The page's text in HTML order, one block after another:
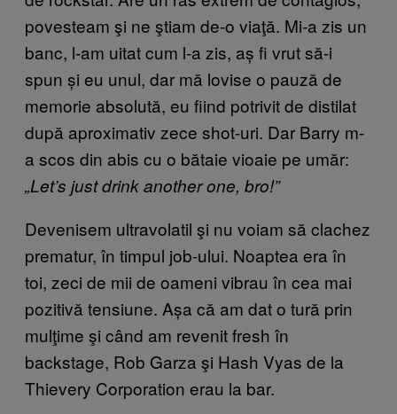
povesteam şi ne ştiam de-o viaţă. Mi-a zis un
banc, l-am uitat cum l-a zis, aș fi vrut să-i
spun și eu unul, dar mă lovise o pauză de
memorie absolută, eu fiind potrivit de distilat
după aproximativ zece shot-uri. Dar Barry m-
a scos din abis cu o bătaie vioaie pe umăr:
„Let’s just drink another one, bro!”
Devenisem ultravolatil şi nu voiam să clachez
prematur, în timpul job-ului. Noaptea era în
toi, zeci de mii de oameni vibrau în cea mai
pozitivă tensiune. Așa că am dat o tură prin
mulţime şi când am revenit fresh în
backstage, Rob Garza şi Hash Vyas de la
Thievery Corporation erau la bar.